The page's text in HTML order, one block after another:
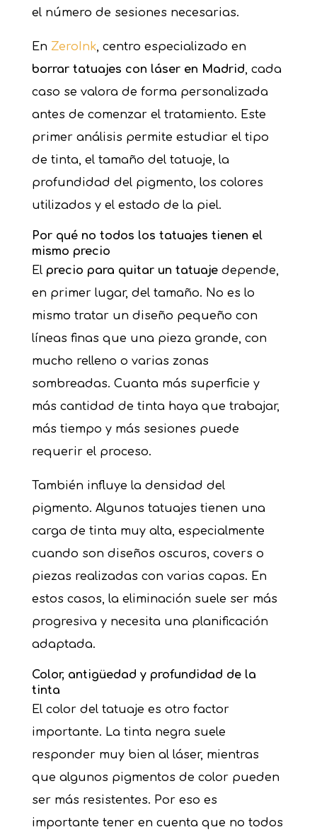
el número de sesiones necesarias.
En ZeroInk, centro especializado en
borrar tatuajes con láser en Madrid , cada
caso se valora de forma personalizada
antes de comenzar el tratamiento. Este
primer análisis permite estudiar el tipo
de tinta, el tamaño del tatuaje, la
profundidad del pigmento, los colores
utilizados y el estado de la piel.
Por qué no todos los tatuajes tienen el
mismo precio
El precio para quitar un tatuajedepende,
en primer lugar, del tamaño. No es lo
mismo tratar un diseño pequeño con
líneas finas que una pieza grande, con
mucho relleno o varias zonas
sombreadas. Cuanta más superficie y
más cantidad de tinta haya que trabajar,
más tiempo y más sesiones puede
requerir el proceso.
También influye la densidad del
pigmento. Algunos tatuajes tienen una
carga de tinta muy alta, especialmente
cuando son diseños oscuros, covers o
piezas realizadas con varias capas. En
estos casos, la eliminación suele ser más
progresiva y necesita una planificación
adaptada.
Color, antigüedad y profundidad de la
tinta
El color del tatuaje es otro factor
importante. La tinta negra suele
responder muy bien al láser, mientras
que algunos pigmentos de color pueden
ser más resistentes. Por eso es
importante tener en cuenta que no todos